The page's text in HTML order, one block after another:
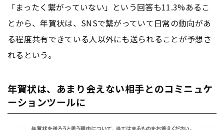
「まったく繋がっていない」という回答も11.3%あるこ
とから、年賀状は、SNSで繋がっていて日常の動向があ
る程度共有できている人以外にも送られることが予想さ
れるという。
年賀状は、あまり会えない相手とのコミニュケ
ーションツールに